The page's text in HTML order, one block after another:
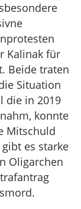
Kalinak für
Beide traten
Situation
die in 2019
konnte
Mitschuld
es starke
Oligarchen